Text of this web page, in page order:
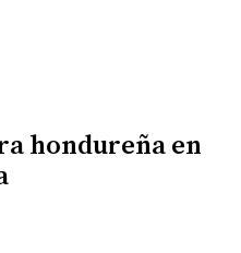
hondureña en